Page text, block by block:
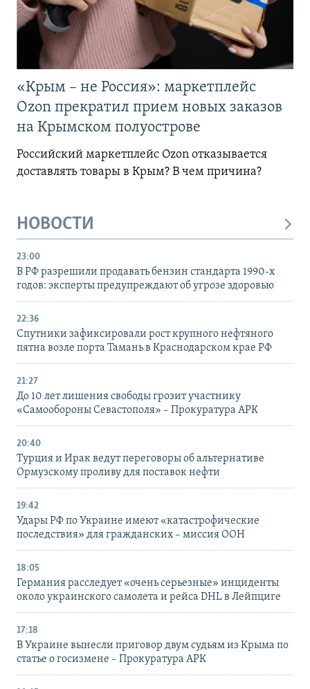
«Крым – не Россия»: маркетплейс
Ozon прекратил прием новых заказов
на Крымском полуострове
Российский маркетплейс Ozon отказывается
доставлять товары в Крым? В чем причина?
НОВОСТИ
23:00
В РФ разрешили продавать бензин стандарта 1990-х
годов: эксперты предупреждают об угрозе здоровью
22:36
Спутники зафиксировали рост крупного нефтяного
пятна возле порта Тамань в Краснодарском крае РФ
21:27
До 10 лет лишения свободы грозит участнику
«Самообороны Севастополя» – Прокуратура АРК
20:40
Турция и Ирак ведут переговоры об альтернативе
Ормузскому проливу для поставок нефти
19:42
Удары РФ по Украине имеют «катастрофические
последствия» для гражданских – миссия ООН
18:05
Германия расследует «очень серьезные» инциденты
около украинского самолета и рейса DHL в Лейпциге
17:18
В Украине вынесли приговор двум судьям из Крыма по
статье о госизмене – Прокуратура АРК